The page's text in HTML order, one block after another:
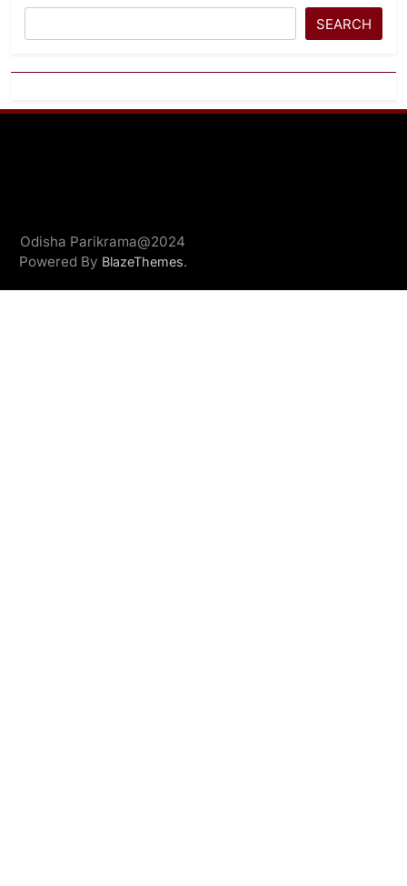
SEARCH
Odisha Parikrama@2024
Powered By BlazeThemes.